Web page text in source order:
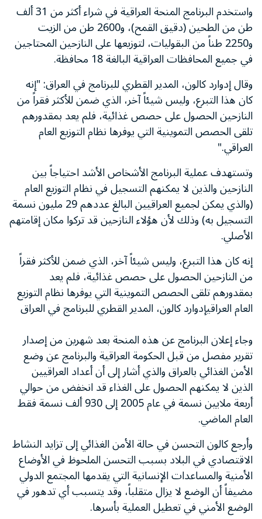
واستخدم البرنامج المنحة العراقية في شراء أكثر من 31 ألف
طن من الطحين (دقيق القمح)، و2600 طن من الزيت
و2250 طناً من البقوليات، لتوزيعها على النازحين المحتاجين
في جميع المحافظات العراقية البالغة 18 محافظة.
وقال إدوارد كالون، المدير القطري للبرنامج في العراق: "إنه
كان هذا التبرع، وليس شيئاً آخر، الذي ضمن للأكثر فقراً من
النازحين الحصول على حصص غذائية، فلم يعد بمقدورهم
تلقى الحصص التموينية التي يوفرها نظام التوزيع العام
العراقي."
وتستهدف عملية البرنامج الأشخاص الأشد احتياجاً بين
النازحين والذين لا يمكنهم التسجيل في نظام التوزيع العام
(والذي يمكن لجميع العراقيين البالغ عددهم 29 مليون نسمة
التسجيل به) وذلك لأن هؤلاء النازحين قد تركوا مكان إقامتهم
الأصلي.
إنه كان هذا التبرع، وليس شيئاً آخر، الذي ضمن للأكثر فقراً
من النازحين الحصول على حصص غذائية، فلم يعد
بمقدورهم تلقى الحصص التموينية التي يوفرها نظام التوزيع
العام العراقيإدوارد كالون، المدير القطري للبرنامج في العراق
وجاء إعلان البرنامج عن هذه المنحة بعد شهرين من إصدار
تقرير مفصل من قبل الحكومة العراقية والبرنامج عن وضع
الأمن الغذائي بالعراق والذي أشار إلى أن أعداد العراقيين
الذين لا يمكنهم الحصول على الغذاء قد انخفض من حوالي
أربعة ملايين نسمة في عام 2005 إلى 930 ألف نسمة فقط
العام الماضي.
وأرجع كالون التحسن في حالة الأمن الغذائي إلى تزايد النشاط
الاقتصادي في البلاد بسبب التحسن الملحوظ في الأوضاع
الأمنية والمساعدات الإنسانية التي يقدمها المجتمع الدولي
مضيفاً أن الوضع لا يزال متقلباً، وقد يتسبب أي تدهور في
الوضع الأمني في تعطيل العملية بأسرها.